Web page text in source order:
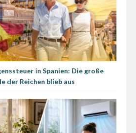
in Spanien: Die große
der Reichen blieb aus